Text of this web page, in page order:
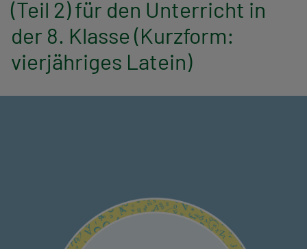
i
g
a
t
(Teil 2) für den Unterricht in
der 8. Klasse (Kurzform:
vierjähriges Latein)